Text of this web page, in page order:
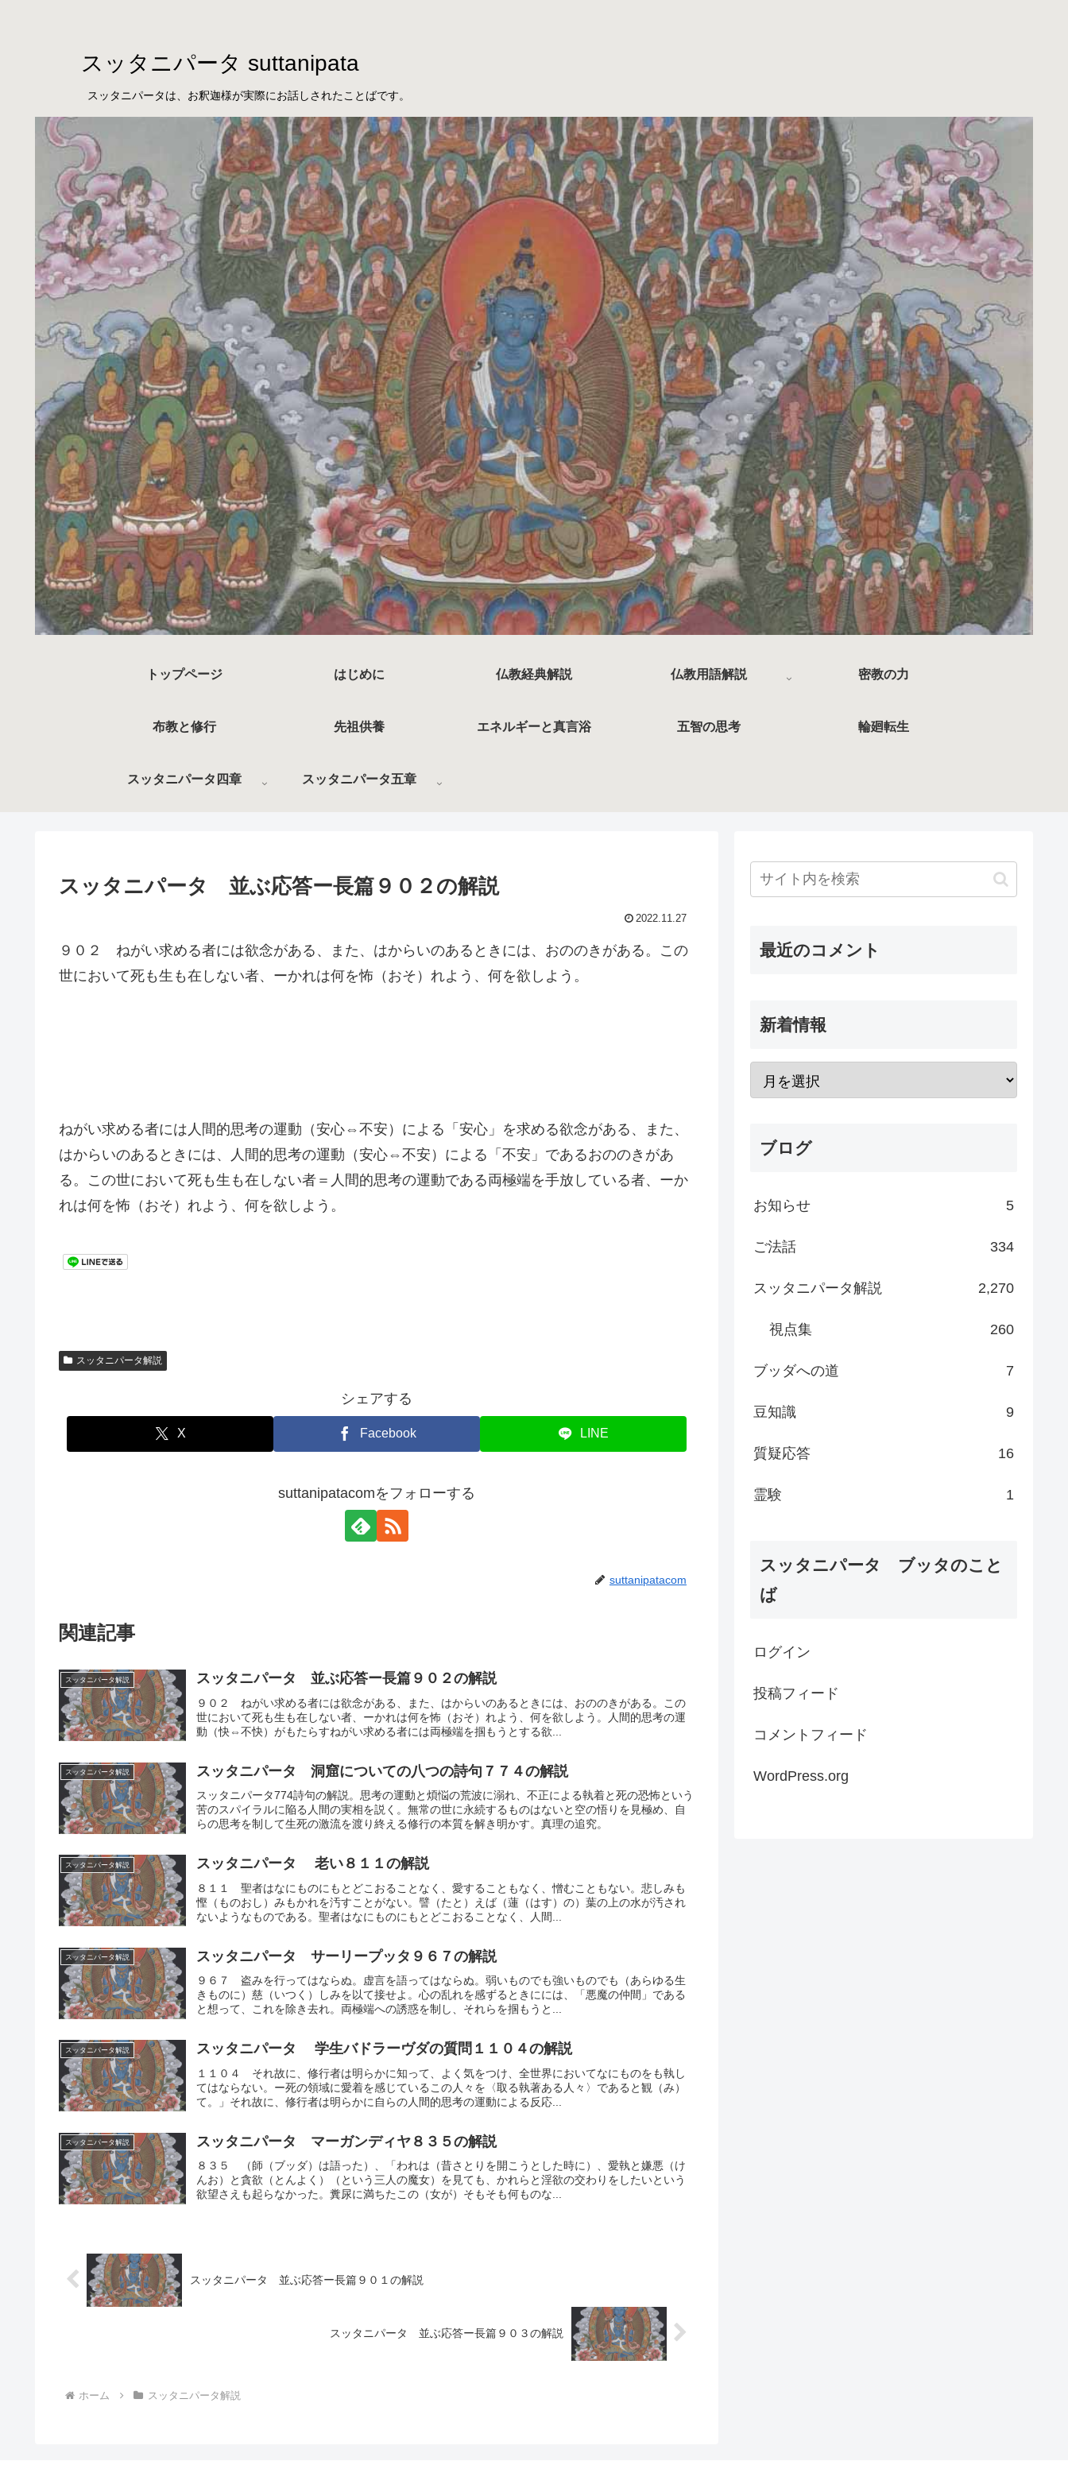
スッタニパータは、お釈迦様が実際にお話しされたことばです。
スッタニパータ suttanipata
トップページ はじめに 仏教経典解説 仏教用語解説 密教の力
布教と修行 先祖供養 エネルギーと真言浴 五智の思考 輪廻転生
スッタニパータ四章 スッタニパータ五章
スッタニパータ 並ぶ応答ー長篇９０２の解説
2022.11.27
９０２ ねがい求める者には欲念がある、また、はからいのあるときには、おののきがある。この
世において死も生も在しない者、ーかれは何を怖（おそ）れよう、何を欲しよう。
ねがい求める者には人間的思考の運動（安心⇔不安）による「安心」を求める欲念がある、また、
はからいのあるときには、人間的思考の運動（安心⇔不安）による「不安」であるおののきがあ
る。この世において死も生も在しない者＝人間的思考の運動である両極端を手放している者、ーか
れは何を怖（おそ）れよう、何を欲しよう。
スッタニパータ解説
シェアする
X Facebook LINE
suttanipatacomをフォローする
suttanipatacom
関連記事
スッタニパータ解説 スッタニパータ 並ぶ応答ー長篇９０２の解説
９０２ ねがい求める者には欲念がある、また、はからいのあるときには、おののきがある。この
世において死も生も在しない者、ーかれは何を怖（おそ）れよう、何を欲しよう。人間的思考の運
動（快⇔不快）がもたらすねがい求める者には両極端を掴もうとする欲...
スッタニパータ解説 スッタニパータ 洞窟についての八つの詩句７７４の解説
スッタニパータ774詩句の解説。思考の運動と煩悩の荒波に溺れ、不正による執着と死の恐怖という
苦のスパイラルに陥る人間の実相を説く。無常の世に永続するものはないと空の悟りを見極め、自
らの思考を制して生死の激流を渡り終える修行の本質を解き明かす。真理の追究。
スッタニパータ解説 スッタニパータ 老い８１１の解説
８１１ 聖者はなにものにもとどこおることなく、愛することもなく、憎むこともない。悲しみも
慳（ものおし）みもかれを汚すことがない。譬（たと）えば（蓮（はす）の）葉の上の水が汚され
ないようなものである。聖者はなにものにもとどこおることなく、人間...
スッタニパータ解説 スッタニパータ サーリープッタ９６７の解説
９６７ 盗みを行ってはならぬ。虚言を語ってはならぬ。弱いものでも強いものでも（あらゆる生
きものに）慈（いつく）しみを以て接せよ。心の乱れを感ずるときにには、「悪魔の仲間」である
と想って、これを除き去れ。両極端への誘惑を制し、それらを掴もうと...
スッタニパータ解説 スッタニパータ 学生バドラーヴダの質問１１０４の解説
１１０４ それ故に、修行者は明らかに知って、よく気をつけ、全世界においてなにものをも執し
てはならない。ー死の領域に愛着を感じているこの人々を〈取る執著ある人々〉であると観（み）
て。」それ故に、修行者は明らかに自らの人間的思考の運動による反応...
スッタニパータ解説 スッタニパータ マーガンディヤ８３５の解説
８３５ （師（ブッダ）は語った）、「われは（昔さとりを開こうとした時に）、愛執と嫌悪（け
んお）と貪欲（とんよく）（という三人の魔女）を見ても、かれらと淫欲の交わりをしたいという
欲望さえも起らなかった。糞尿に満ちたこの（女が）そもそも何ものな...
スッタニパータ 並ぶ応答ー長篇９０１の解説
スッタニパータ 並ぶ応答ー長篇９０３の解説
ホーム スッタニパータ解説
最近のコメント
新着情報
ブログ
お知らせ 5
ご法話 334
スッタニパータ解説 2,270
視点集 260
ブッダへの道 7
豆知識 9
質疑応答 16
霊験 1
スッタニパータ ブッタのこと
ば
ログイン
投稿フィード
コメントフィード
WordPress.org